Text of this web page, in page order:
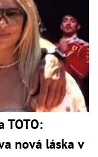
TOTO:
nová láska v